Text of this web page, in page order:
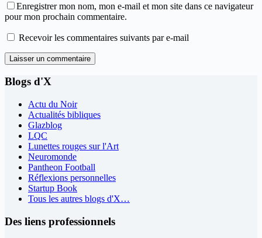
Enregistrer mon nom, mon e-mail et mon site dans ce navigateur
pour mon prochain commentaire.
Recevoir les commentaires suivants par e-mail
Laisser un commentaire
Blogs d'X
Actu du Noir
Actualités bibliques
Glazblog
LQC
Lunettes rouges sur l'Art
Neuromonde
Pantheon Football
Réflexions personnelles
Startup Book
Tous les autres blogs d'X…
Des liens professionnels